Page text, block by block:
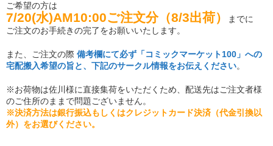
ご希望の方は
7/20(水)AM10:00ご注文分（8/3出荷）
までに
ご注文のお手続きの完了をお願いいたします。
また、ご注文の際 備考欄にて必ず「コミックマーケット100」への
宅配搬入希望の旨と、下記のサークル情報をお伝えください。
※お荷物は佐川様に直接集荷をいただくため、配送先はご注文者様
のご住所のままで問題ございません。
※決済方法は銀行振込もしくはクレジットカード決済 （代金引換以
外）をお選びください。